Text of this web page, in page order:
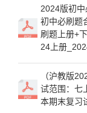
2024版初
初中必刷题
刷题上册+
24上册
（沪教版
试范围：七
本期末复习